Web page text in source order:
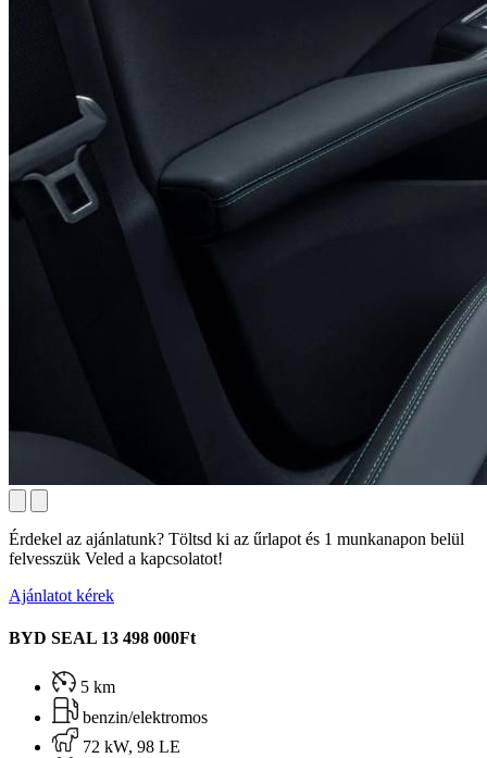
Érdekel az ajánlatunk? Töltsd ki az űrlapot és 1 munkanapon belül
felvesszük Veled a kapcsolatot!
Ajánlatot kérek
BYD SEAL 13 498 000Ft
5 km
benzin/elektromos
72 kW, 98 LE